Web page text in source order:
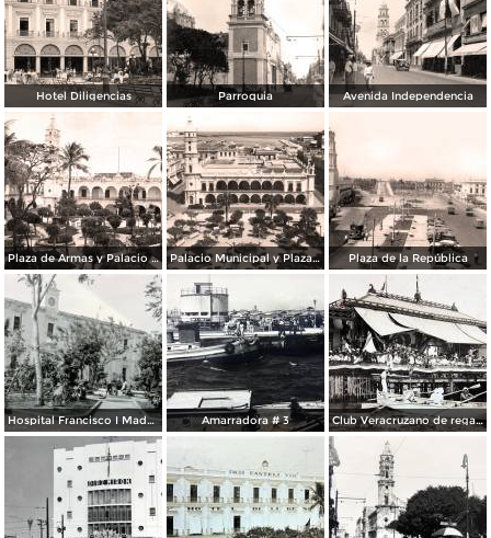
Hotel Diligencias Parroquia Avenida Independencia
Plaza de Armas y Palacio Municipal Palacio Municipal y Plaza de Armas Plaza de la República
Hospital Francisco I Madero. Amarradora # 3 Club Veracruzano de regatas.